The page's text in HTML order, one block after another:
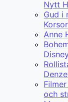
Nytt
Gud i
Anne
och